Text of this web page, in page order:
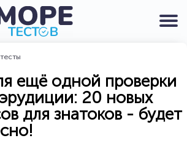
ещё одной проверки
20 новых
для знатоков - будет